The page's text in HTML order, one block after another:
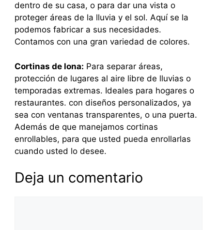
dentro de su casa, o para dar una vista o
proteger áreas de la lluvia y el sol. Aquí se la
podemos fabricar a sus necesidades.
Contamos con una gran variedad de colores.
Cortinas de lona: Para separar áreas,
protección de lugares al aire libre de lluvias o
temporadas extremas. Ideales para hogares o
restaurantes. con diseños personalizados, ya
sea con ventanas transparentes, o una puerta.
Además de que manejamos cortinas
enrollables, para que usted pueda enrollarlas
cuando usted lo desee.
Deja un comentario